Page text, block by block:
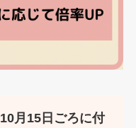
10月15日ごろに付